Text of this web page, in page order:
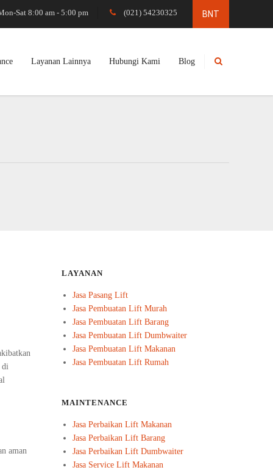
Sat 8:00 am - 5:00 pm (021) 54230325
Layanan Lainnya Hubungi Kami Blog
di
aman
LAYANAN
Jasa Pasang Lift
Jasa Pembuatan Lift Murah
Jasa Pembuatan Lift Barang
Jasa Pembuatan Lift Dumbwaiter
Jasa Pembuatan Lift Makanan
Jasa Pembuatan Lift Rumah
MAINTENANCE
Jasa Perbaikan Lift Makanan
Jasa Perbaikan Lift Barang
Jasa Perbaikan Lift Dumbwaiter
Jasa Service Lift Makanan